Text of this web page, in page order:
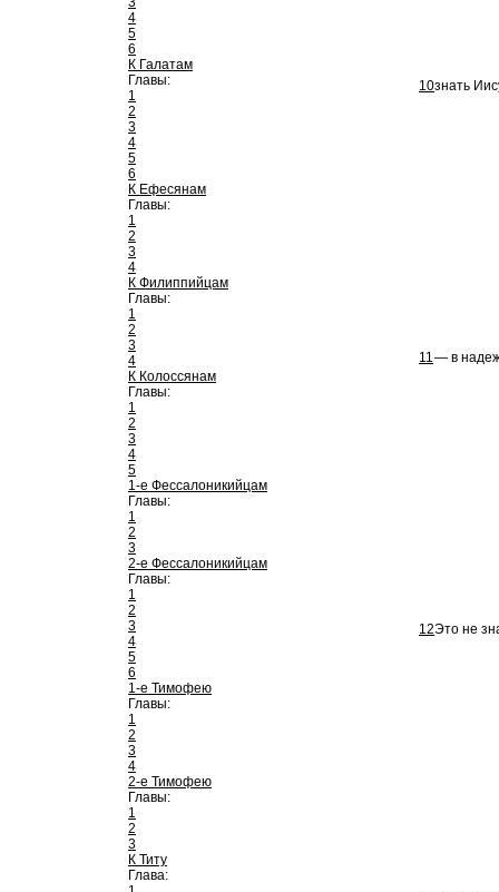
4
5
6
К Галатам
Главы:
1
2
3
4
5
6
К Ефесянам
Главы:
1
2
3
4
К Филиппийцам
Главы:
1
2
3
4
К Колоссянам
Главы:
1
2
3
4
5
1-е Фессалоникийцам
Главы:
1
2
3
2-е Фессалоникийцам
Главы:
1
2
3
4
5
6
1-е Тимофею
Главы:
1
2
3
4
2-е Тимофею
Главы:
1
2
3
К Титу
Глава:
10знать
11— в
12Это не